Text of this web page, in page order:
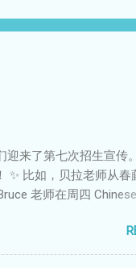
迎来了第七次招生宣传
✨ 比如，贝拉老师从春
老师在周四 Chinese
前来咨询，为我们的
六中文学校报名仍在